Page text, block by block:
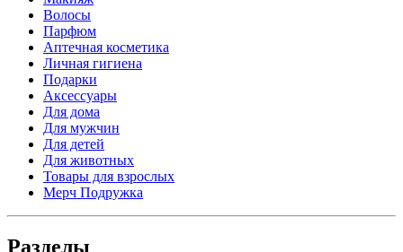
Волосы
Парфюм
Аптечная косметика
Личная гигиена
Подарки
Аксессуары
Для дома
Для мужчин
Для детей
Для животных
Товары для взрослых
Мерч Подружка
Разделы